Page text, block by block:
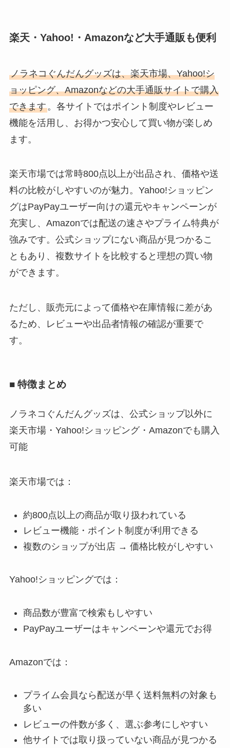
楽天・Yahoo!・Amazonなど大手通販も便利
ノラネコぐんだんグッズは、楽天市場、Yahoo!シ
ョッピング、Amazonなどの大手通販サイトで購入
できます。各サイトではポイント制度やレビュー
機能を活用し、お得かつ安心して買い物が楽しめ
ます。
楽天市場では常時800点以上が出品され、価格や送
料の比較がしやすいのが魅力。Yahoo!ショッピン
グはPayPayユーザー向けの還元やキャンペーンが
充実し、Amazonでは配送の速さやプライム特典が
強みです。公式ショップにない商品が見つかるこ
ともあり、複数サイトを比較すると理想の買い物
ができます。
ただし、販売元によって価格や在庫情報に差があ
るため、レビューや出品者情報の確認が重要で
す。
■ 特徴まとめ
ノラネコぐんだんグッズは、公式ショップ以外に
楽天市場・Yahoo!ショッピング・Amazonでも購入
可能
楽天市場では：
約800点以上の商品が取り扱われている
レビュー機能・ポイント制度が利用できる
複数のショップが出店 → 価格比較がしやすい
Yahoo!ショッピングでは：
商品数が豊富で検索もしやすい
PayPayユーザーはキャンペーンや還元でお得
Amazonでは：
プライム会員なら配送が早く送料無料の対象も
多い
レビューの件数が多く、選ぶ参考にしやすい
他サイトでは取り扱っていない商品が見つかる